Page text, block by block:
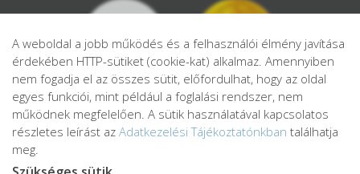
A weboldal a jobb működés és a felhasználói élmény javítása
érdekében HTTP-sütiket (cookie-kat) alkalmaz. Amennyiben
nem fogadja el az összes sütit, előfordulhat, hogy az oldal
egyes funkciói, mint például a foglalási rendszer, nem
működnek megfelelően. A sütik használatával kapcsolatos
részletes leírást az Adatkezelési Tájékoztatónkban találhatja
meg.